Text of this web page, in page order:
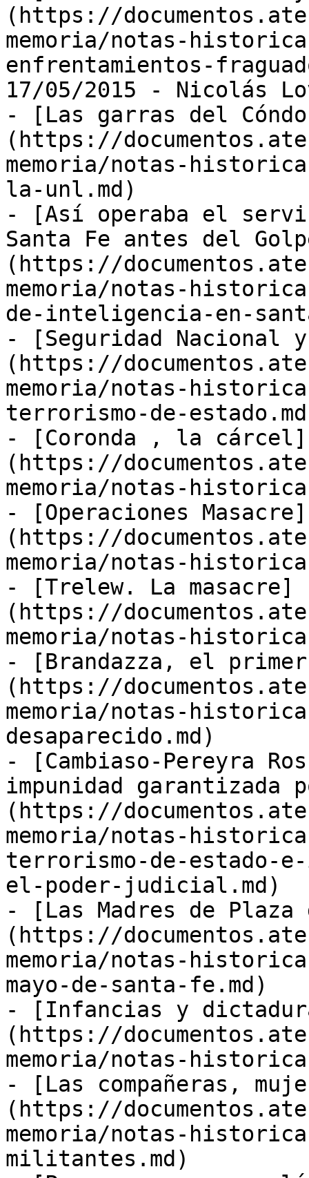
(https://
memoria/notas-
enfrentamientos-
17/05/2015 - Nicolás
- [Las garras del
(https://
memoria/notas-
la-unl.md)
- [Así operaba el
Santa Fe antes del
(https://
memoria/notas-
de-inteligencia-en-
- [Seguridad Nacional
(https://
memoria/notas-
terrorismo-de-
- [Coronda , la cárcel]
(https://
memoria/notas-
- [Operaciones Masacre]
(https://
memoria/notas-
- [Trelew. La masacre]
(https://
memoria/notas-
- [Brandazza, el
(https://
memoria/notas-
desaparecido.md)
- [Cambiaso-Pereyra
impunidad
(https://
memoria/notas-
terrorismo-de-estado-
el-poder-judicial.md)
- [Las Madres de Plaza
(https://
memoria/notas-
mayo-de-santa-fe.md)
- [Infancias y
(https://
memoria/notas-
- [Las compañeras,
(https://
memoria/notas-
militantes.md)